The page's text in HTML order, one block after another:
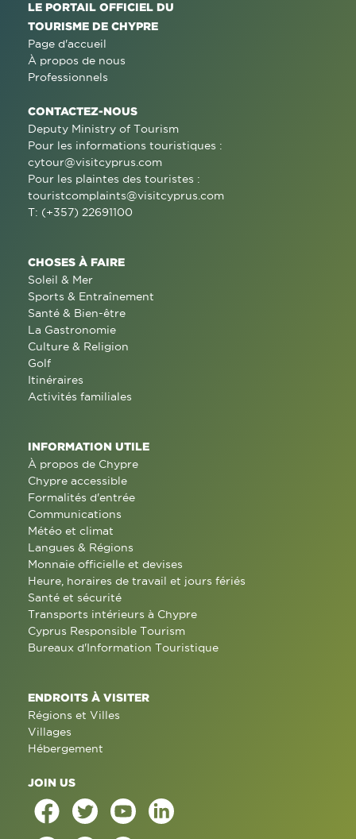
LE PORTAIL OFFICIEL DU
TOURISME DE CHYPRE
Page d'accueil
À propos de nous
Professionnels
CONTACTEZ-NOUS
Deputy Ministry of Tourism
Pour les informations touristiques :
cytour@visitcyprus.com
Pour les plaintes des touristes :
touristcomplaints@visitcyprus.com
T: (+357) 22691100
CHOSES À FAIRE
Soleil & Mer
Sports & Entraînement
Santé & Bien-être
La Gastronomie
Culture & Religion
Golf
Itinéraires
Activités familiales
INFORMATION UTILE
À propos de Chypre
Chypre accessible
Formalités d'entrée
Communications
Météo et climat
Langues & Régions
Monnaie officielle et devises
Heure, horaires de travail et jours fériés
Santé et sécurité
Transports intérieurs à Chypre
Cyprus Responsible Tourism
Bureaux d'Information Touristique
ENDROITS À VISITER
Régions et Villes
Villages
Hébergement
JOIN US